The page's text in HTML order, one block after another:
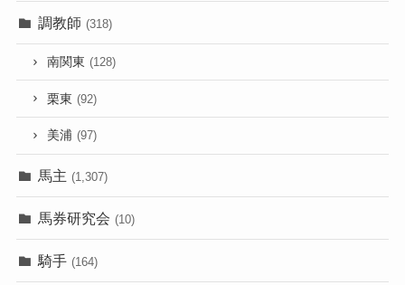
調教師 (318)
南関東 (128)
栗東 (92)
美浦 (97)
馬主 (1,307)
馬券研究会 (10)
騎手 (164)